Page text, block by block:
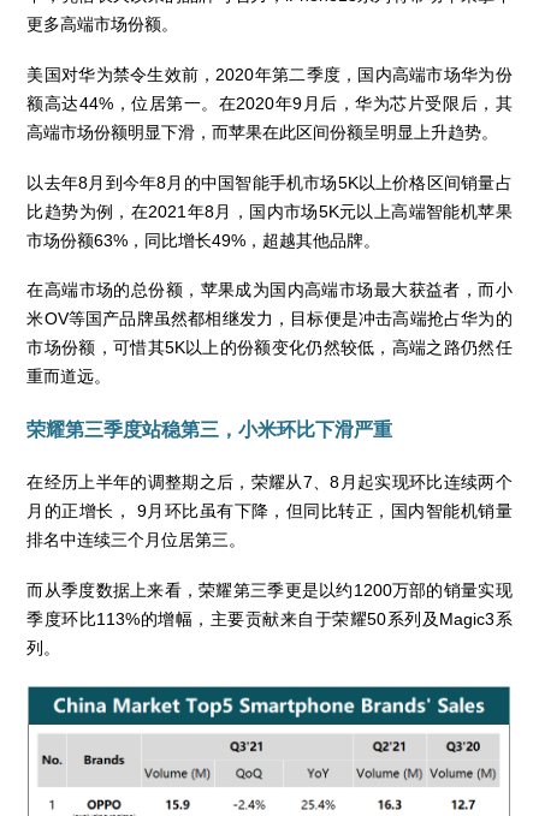
更多高端市场份额。
美国对华为禁令生效前，2020年第二季度，国内高端市场华为份
额高达44%，位居第一。在2020年9月后，华为芯片受限后，其
高端市场份额明显下滑，而苹果在此区间份额呈明显上升趋势。
以去年8月到今年8月的中国智能手机市场5K以上价格区间销量占
比趋势为例，在2021年8月，国内市场5K元以上高端智能机苹果
市场份额63%，同比增长49%，超越其他品牌。
在高端市场的总份额，苹果成为国内高端市场最大获益者，而小
米OV等国产品牌虽然都相继发力，目标便是冲击高端抢占华为的
市场份额，可惜其5K以上的份额变化仍然较低，高端之路仍然任
重而道远。
荣耀第三季度站稳第三，小米环比下滑严重
在经历上半年的调整期之后，荣耀从7、8月起实现环比连续两个
月的正增长， 9月环比虽有下降，但同比转正，国内智能机销量
排名中连续三个月位居第三。
而从季度数据上来看，荣耀第三季更是以约1200万部的销量实现
季度环比113%的增幅，主要贡献来自于荣耀50系列及Magic3系
列。